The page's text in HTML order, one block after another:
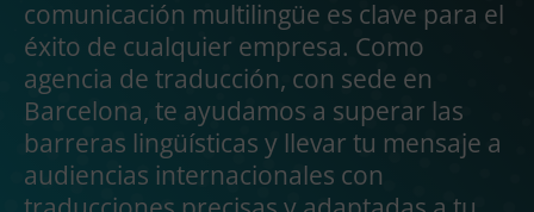
comunicación multilingüe es clave para el
éxito de cualquier empresa. Como
agencia de traducción, con sede en
Barcelona, te ayudamos a superar las
barreras lingüísticas y llevar tu mensaje a
audiencias internacionales con